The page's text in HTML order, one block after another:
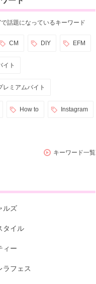
話題になっているキーワード
CM DIY EFM
イト
レミアムバイト
How to Instagram
キーワード一覧
ルズ
タイル
ィー
ラフェス